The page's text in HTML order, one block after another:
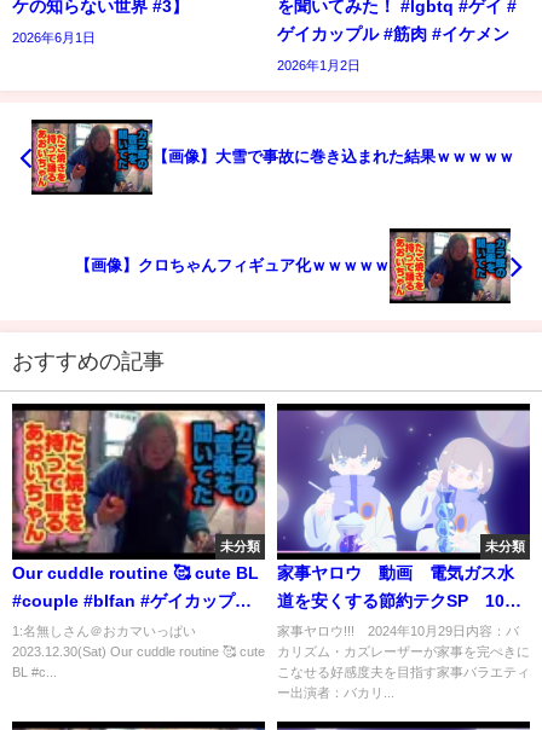
ケの知らない世界 #3】
2026年6月1日
を聞いてみた！ #lgbtq #ゲイ #
ゲイカップル #筋肉 #イケメン
2026年1月2日
【画像】大雪で事故に巻き込まれた結果ｗｗｗｗｗ
【画像】クロちゃんフィギュア化ｗｗｗｗｗ
おすすめの記事
未分類
Our cuddle routine 🥰 cute BL
#couple #blfan #ゲイカップル
#同性カップル #lgbtq
1:名無しさん＠おカマいっぱい
2023.12.30(Sat) Our cuddle routine 🥰 cute
BL #c...
未分類
家事ヤロウ 動画 電気ガス水
道を安くする節約テクSP 10月
29日
家事ヤロウ!!! 2024年10月29日内容：バ
カリズム・カズレーザーが家事を完ぺきに
こなせる好感度夫を目指す家事バラエティ
ー出演者：バカリ...